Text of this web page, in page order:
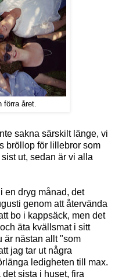
året.
sakna särskilt länge, vi
bröllop för lillebror som
ut, sedan är vi alla
en dryg månad, det
genom att återvända
bo i kappsäck, men det
äta kvällsmat i sitt
är nästan allt "som
jag tar ut några
ledigheten till max.
sista i huset, fira